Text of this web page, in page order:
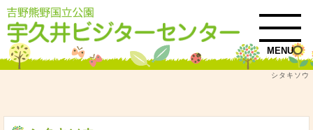
MENU
シタキソウ